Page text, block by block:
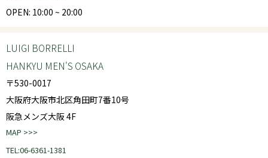
OPEN: 10:00 ~ 20:00
LUIGI BORRELLI
HANKYU MEN'S OSAKA
〒530-0017
大阪府大阪市北区角田町7番10号
阪急メンズ大阪 4F
MAP >>>
TEL:06-6361-1381